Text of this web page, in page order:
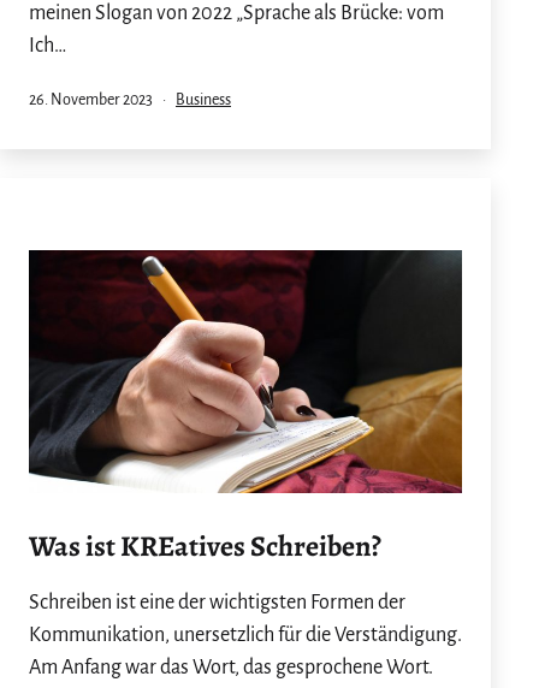
meinen Slogan von 2022 „Sprache als Brücke: vom
Ich…
Veröffentlicht
26. November 2023
Kategorisiert
Business
Was ist KREatives Schreiben?
Schreiben ist eine der wichtigsten Formen der
Kommunikation, unersetzlich für die Verständigung.
Am Anfang war das Wort, das gesprochene Wort.